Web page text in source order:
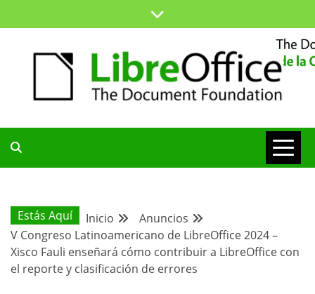
al
BLOG DE LA
COMUNIDAD
HISPANA
Estás Aquí Inicio
Anuncios
V Congreso Latinoamericano de LibreOffice 2024 –
Xisco Fauli enseñará cómo contribuir a LibreOffice con
el reporte y clasificación de errores